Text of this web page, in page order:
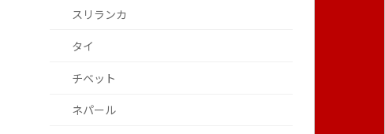
スリランカ
タイ
チベット
ネパール